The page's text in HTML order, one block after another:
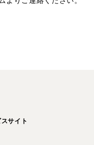
サイト